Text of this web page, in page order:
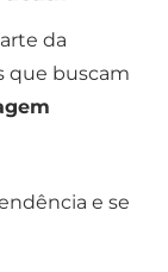
da
que buscam
e se